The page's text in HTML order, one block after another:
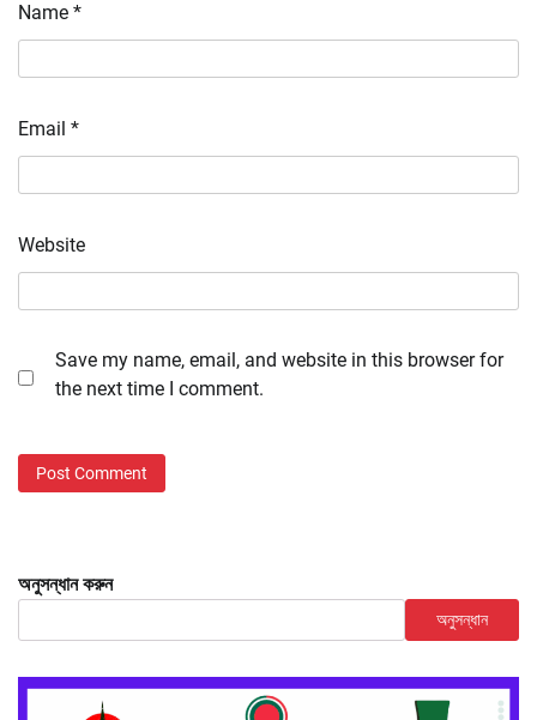
Name *
Email *
Website
Save my name, email, and website in this browser for
the next time I comment.
অনুসন্ধান করুন
অনুসন্ধান